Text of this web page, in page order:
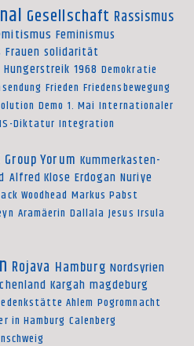
Gesellschaft Rassismus
Feminismus
Frauen solidarität
Hungerstreik 1968 Demokratie
Frieden Friedensbewegung
Demo 1. Mai Internationaler
Diktatur Integration
Group Yorum Kummerkasten-
Alfred Klose Erdogan Nuriye
Woodhead Markus Pabst
Aramäerin Dallala Jesus Irsula
Rojava Hamburg Nordsyrien
Kargah magdeburg
Ahlem Pogromnacht
in Hamburg Calenberg